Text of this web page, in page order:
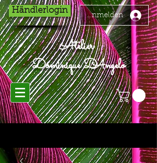
Händlerlogin
Anmelden
Atelier
Dominique D'Angelo